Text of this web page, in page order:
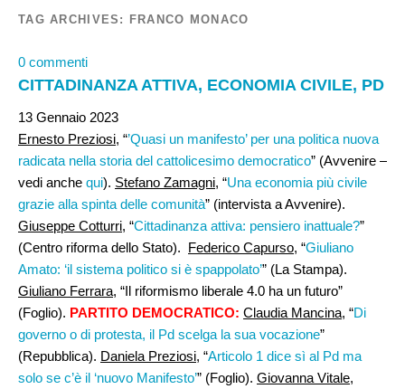
TAG ARCHIVES: FRANCO MONACO
0 commenti
CITTADINANZA ATTIVA, ECONOMIA CIVILE, PD
13 Gennaio 2023
Ernesto Preziosi, “’Quasi un manifesto’ per una politica nuova
radicata nella storia del cattolicesimo democratico” (Avvenire –
vedi anche qui). Stefano Zamagni, “Una economia più civile
grazie alla spinta delle comunità” (intervista a Avvenire).
Giuseppe Cotturri, “Cittadinanza attiva: pensiero inattuale?”
(Centro riforma dello Stato). Federico Capurso, “Giuliano
Amato: ‘il sistema politico si è spappolato’” (La Stampa).
Giuliano Ferrara, “Il riformismo liberale 4.0 ha un futuro”
(Foglio). PARTITO DEMOCRATICO: Claudia Mancina, “Di
governo o di protesta, il Pd scelga la sua vocazione”
(Repubblica). Daniela Preziosi, “Articolo 1 dice sì al Pd ma
solo se c’è il ‘nuovo Manifesto’” (Foglio). Giovanna Vitale,